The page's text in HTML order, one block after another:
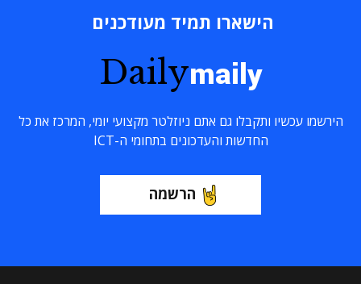
הישארו תמיד מעודכנים
Dailymaily
הירשמו עכשיו ותקבלו גם אתם ניוזלטר מקצועי יומי, המרכז את כל
החדשות והעדכונים בתחומי ה-ICT
הרשמה